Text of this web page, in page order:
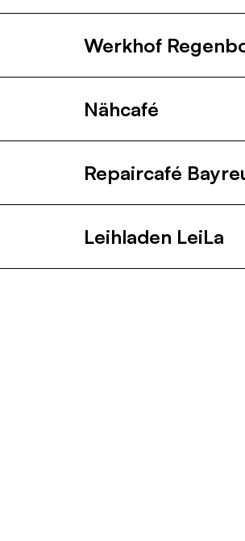
Werkhof
Nähcafé
Repaircafé
Leihladen LeiLa